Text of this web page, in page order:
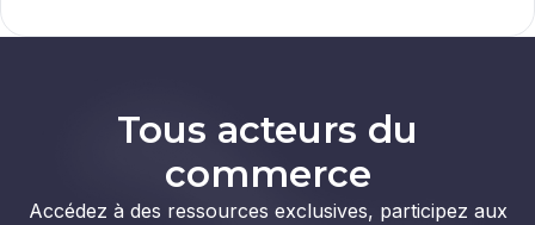
Tous acteurs du
commerce
Accédez à des ressources exclusives, participez aux